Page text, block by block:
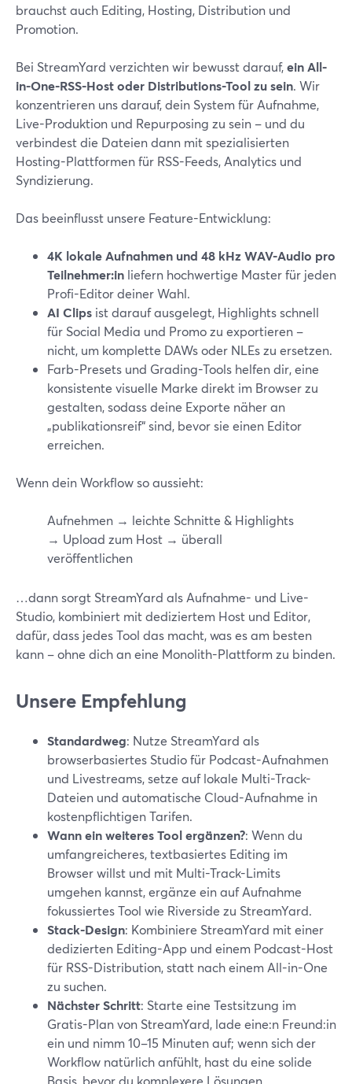
brauchst auch Editing, Hosting, Distribution und
Promotion.
Bei StreamYard verzichten wir bewusst darauf,ein All-
in-One-RSS-Host oder Distributions-Tool zu sein. Wir
konzentrieren uns darauf, dein System für Aufnahme,
Live-Produktion und Repurposing zu sein – und du
verbindest die Dateien dann mit spezialisierten
Hosting-Plattformen für RSS-Feeds, Analytics und
Syndizierung.
Das beeinflusst unsere Feature-Entwicklung:
4K lokale Aufnahmen und 48 kHz WAV-Audio pro
Teilnehmer:in liefern hochwertige Master für jeden
Profi-Editor deiner Wahl.
AI Clips ist darauf ausgelegt, Highlights schnell
für Social Media und Promo zu exportieren –
nicht, um komplette DAWs oder NLEs zu ersetzen.
Farb-Presets und Grading-Tools helfen dir, eine
konsistente visuelle Marke direkt im Browser zu
gestalten, sodass deine Exporte näher an
„publikationsreif“ sind, bevor sie einen Editor
erreichen.
Wenn dein Workflow so aussieht:
Aufnehmen → leichte Schnitte & Highlights
→ Upload zum Host → überall
veröffentlichen
…dann sorgt StreamYard als Aufnahme- und Live-
Studio, kombiniert mit dediziertem Host und Editor,
dafür, dass jedes Tool das macht, was es am besten
kann – ohne dich an eine Monolith-Plattform zu binden.
Unsere Empfehlung
Standardweg: Nutze StreamYard als
browserbasiertes Studio für Podcast-Aufnahmen
und Livestreams, setze auf lokale Multi-Track-
Dateien und automatische Cloud-Aufnahme in
kostenpflichtigen Tarifen.
Wann ein weiteres Tool ergänzen?: Wenn du
umfangreicheres, textbasiertes Editing im
Browser willst und mit Multi-Track-Limits
umgehen kannst, ergänze ein auf Aufnahme
fokussiertes Tool wie Riverside zu StreamYard.
Stack-Design: Kombiniere StreamYard mit einer
dedizierten Editing-App und einem Podcast-Host
für RSS-Distribution, statt nach einem All-in-One
zu suchen.
Nächster Schritt: Starte eine Testsitzung im
Gratis-Plan von StreamYard, lade eine:n Freund:in
ein und nimm 10–15 Minuten auf; wenn sich der
Workflow natürlich anfühlt, hast du eine solide
Basis, bevor du komplexere Lösungen